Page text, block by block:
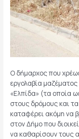
Ο δήμαρχος που
εργολαβία
«Ελπίδα» (τα οποία
στους δρόμους και
καταφέρει ακόμη να
στον Δήμο που
να καθαρίσουν τους